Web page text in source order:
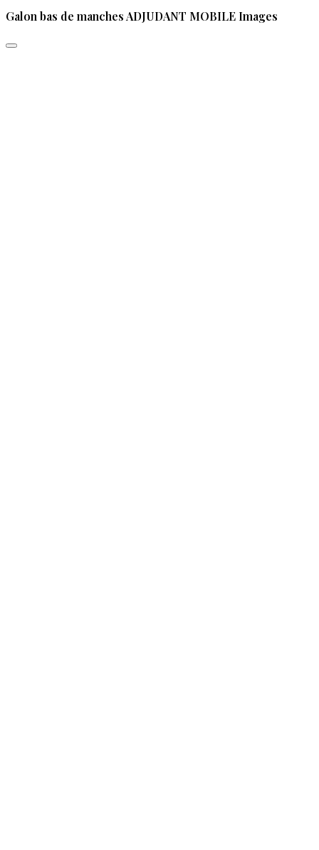
Galon bas de manches ADJUDANT MOBILE Images